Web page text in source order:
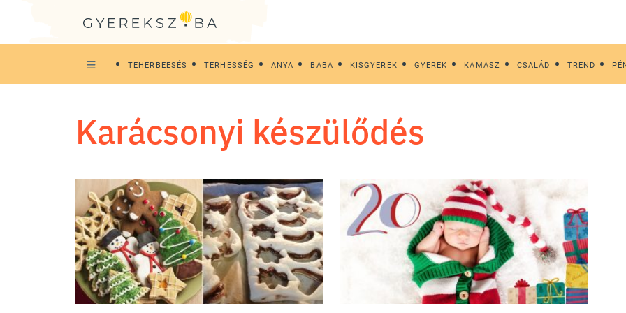
TEHERBEESÉS TERHESSÉG ANYA BABA KISGYEREK GYEREK KAMASZ CSALÁD TREND
karácsonyi készülődés